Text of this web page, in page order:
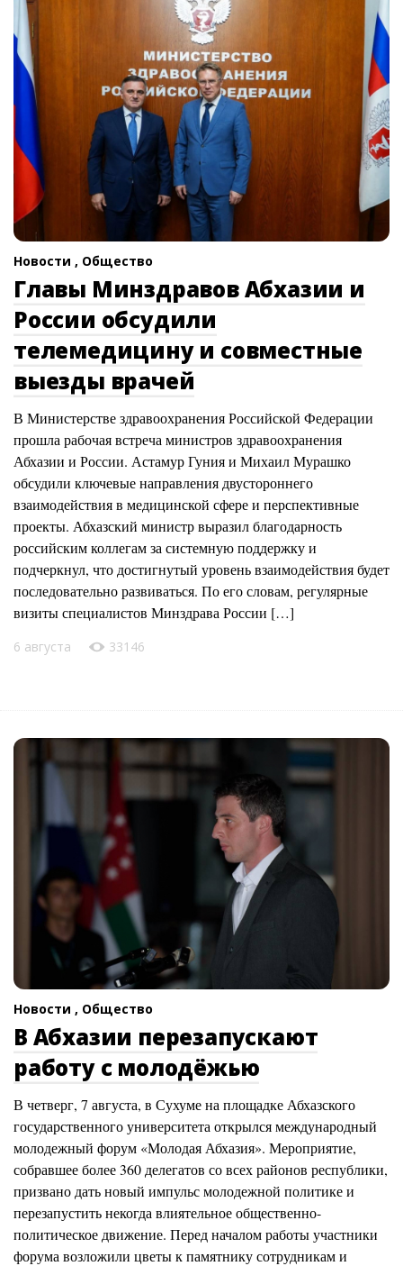
Новости , Общество
Главы Минздравов Абхазии и
России обсудили
телемедицину и совместные
выезды врачей
В Министерстве здравоохранения Российской Федерации
прошла рабочая встреча министров здравоохранения
Абхазии и России. Астамур Гуния и Михаил Мурашко
обсудили ключевые направления двустороннего
взаимодействия в медицинской сфере и перспективные
проекты. Абхазский министр выразил благодарность
российским коллегам за системную поддержку и
подчеркнул, что достигнутый уровень взаимодействия будет
последовательно развиваться. По его словам, регулярные
визиты специалистов Минздрава России […]
6 августа 33146
Новости , Общество
В Абхазии перезапускают
работу с молодёжью
В четверг, 7 августа, в Сухуме на площадке Абхазского
государственного университета открылся международный
молодежный форум «Молодая Абхазия». Мероприятие,
собравшее более 360 делегатов со всех районов республики,
призвано дать новый импульс молодежной политике и
перезапустить некогда влиятельное общественно-
политическое движение. Перед началом работы участники
форума возложили цветы к памятнику сотрудникам и